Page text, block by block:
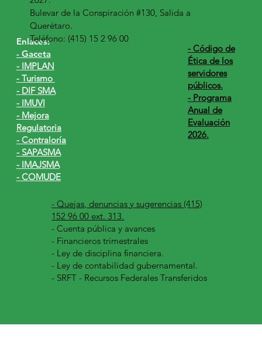
Enlaces:
- Gaceta
- IMPLAN
- Turismo
- DIF SMA
- IMUVI
- Mejora
Regulatoria
- Contraloría
- SAPASMA
- IMAJSMA
- COMUDE
Bulevar de la Conspiración #130, Salida a
Querétaro.
Teléfono: (415) 15 2 96 00
- Quejas, denuncias y sugerencias (415)
152 96 00 ext. 313.
-Cuenta pública y avances
- Financieros trimestrales
- Ley de disciplina financiera.
- Ley de contabilidad gubernamental.
- SRFT - Recursos Federales Transferidos
​- Código de
Ética de los
servidores
públicos.
- Programa
Anual de
Evaluación
2026.